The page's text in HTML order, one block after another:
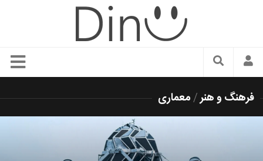
سبک زندگی
فرهنگ و هنر/معماری